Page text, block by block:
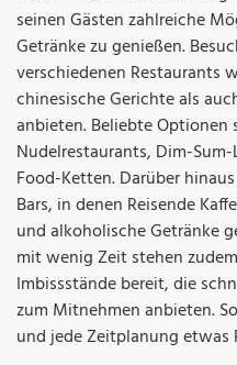
seinen Gästen zahlreiche
Getränke zu genießen.
verschiedenen Restaurants
chinesische Gerichte als
anbieten. Beliebte Optionen
Nudelrestaurants, Dim-
Food-Ketten. Darüber
Bars, in denen Reisende
und alkoholische Getränke
mit wenig Zeit stehen
Imbissstände bereit, die
zum Mitnehmen anbieten.
und jede Zeitplanung etwas